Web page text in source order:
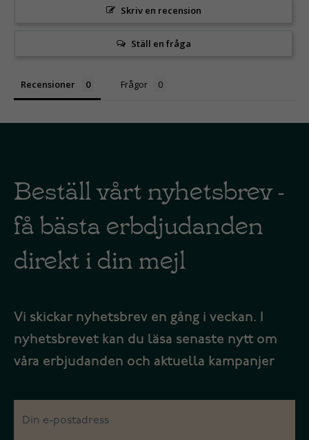
Skriv en recension
Ställ en fråga
Recensioner Frågor
Beställ vårt nyhetsbrev -
få bästa erbdjudanden
direkt i din mejl
Vi skickar nyhetsbrev en gång i veckan. I
nyhetsbrevet kan du läsa senaste nytt om
våra erbjudanden och aktuella kampanjer